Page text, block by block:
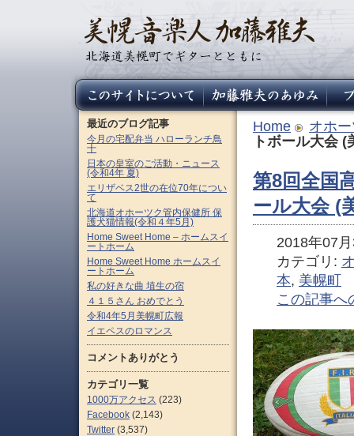
Home
オホ
トボール大会
第8回全国
ール大会 (
2018年07
カテゴリ:
本, 美幌町
この記事へ
最近のブログ記事
今月の宅配弁当 ハローランチ鳥
十
日本の皇室のご活動・ニュース
(令和4年 夏)
エリザベス2世の在位70年につい
て
北海道オホーツク管内保健所 保
護犬猫情報(令和４年5月)
Home Sweet Home – ホームスイ
ートホーム
Home Sweet Home ホームスイ
ートホーム
私の好きな曲 埴生の宿
４１５さん おめでとう
令和4年5月美幌町広報
イエペスのロマンス
コメントありがとう
カテゴリ一覧
1000万アクセス (223)
Facebook (2,143)
Twitter (3,537)